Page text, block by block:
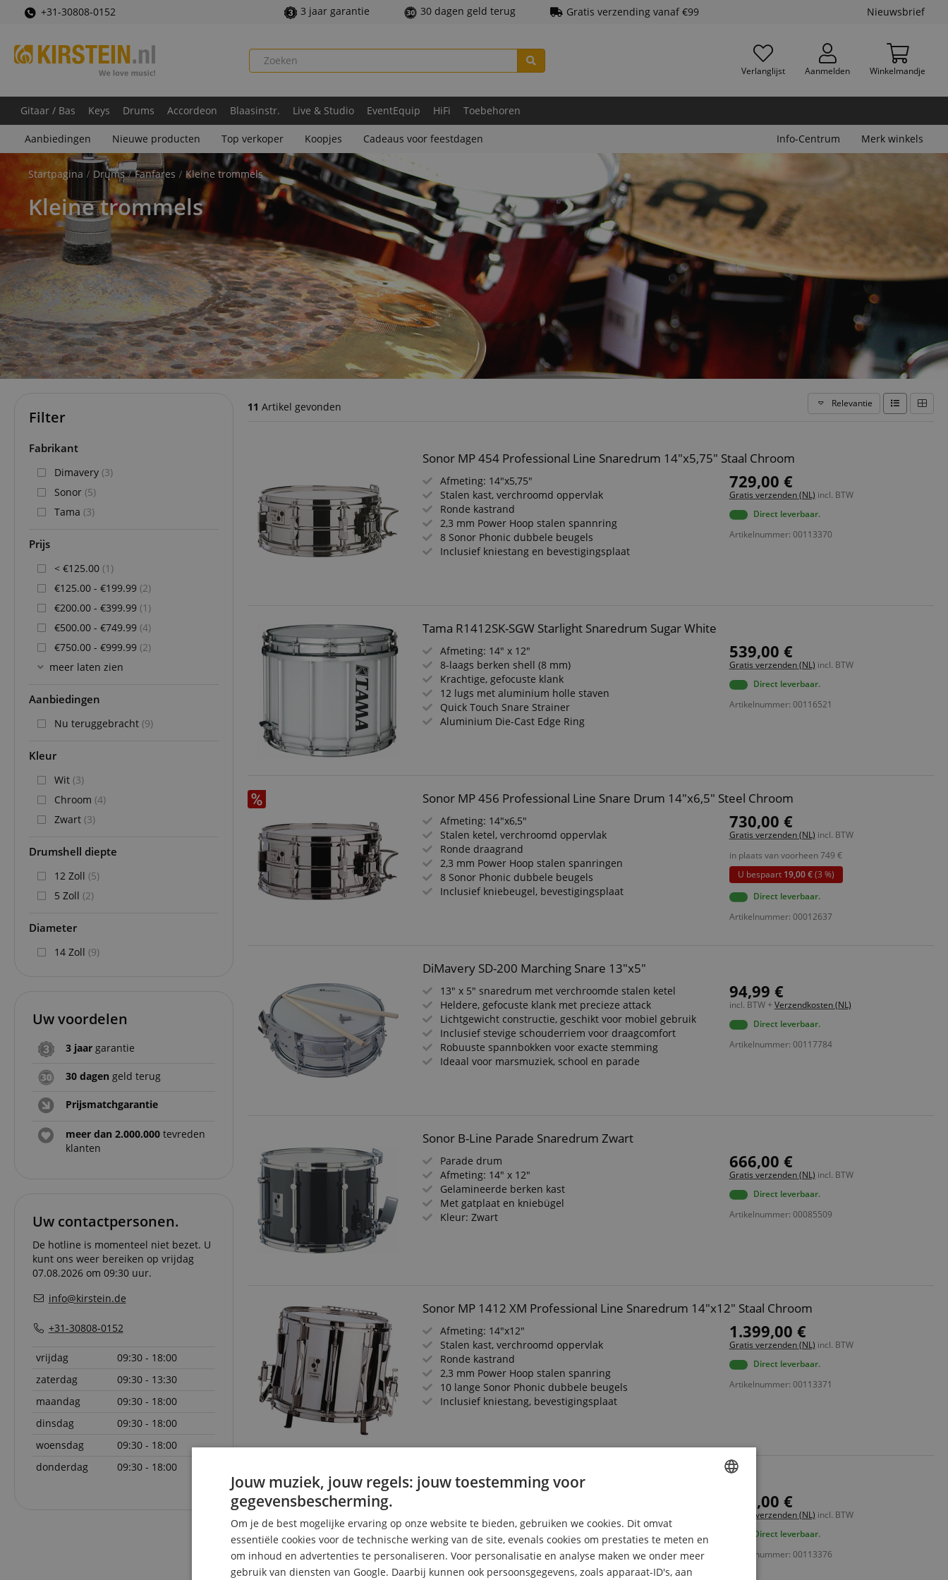
+31-30808-0152 3 jaar garantie 30 dagen geld terug Gratis verzending vanaf €99 Nieuwsbrief
Verlanglijst Aanmelden Winkelmandje
Gitaar / Bas Keys Drums Accordeon Blaasinstr. Live & Studio EventEquip HiFi Toebehoren
Aanbiedingen Nieuwe producten Top verkoper Koopjes Cadeaus voor feestdagen Info-Centrum Merk winkels
Startpagina Drums Fanfares Kleine trommels
Kleine trommels
11 Artikel gevonden Relevantie
Sonor MP 454 Professional Line Snaredrum 14"x5,75" Staal Chroom
Afmeting: 14"x5,75"
Stalen kast, verchroomd oppervlak
Ronde kastrand
2,3 mm Power Hoop stalen spannring
8 Sonor Phonic dubbele beugels
Inclusief kniestang en bevestigingsplaat
729,00 €
Gratis verzenden (NL) incl. BTW
Direct leverbaar.
Artikelnummer: 00113370
Tama R1412SK-SGW Starlight Snaredrum Sugar White
Afmeting: 14" x 12"
8-laags berken shell (8 mm)
Krachtige, gefocuste klank
12 lugs met aluminium holle staven
Quick Touch Snare Strainer
Aluminium Die-Cast Edge Ring
539,00 €
Gratis verzenden (NL) incl. BTW
Direct leverbaar.
Artikelnummer: 00116521
Sonor MP 456 Professional Line Snare Drum 14"x6,5" Steel Chroom
Afmeting: 14"x6,5"
Stalen ketel, verchroomd oppervlak
Ronde draagrand
2,3 mm Power Hoop stalen spanringen
8 Sonor Phonic dubbele beugels
Inclusief kniebeugel, bevestigingsplaat
730,00 €
Gratis verzenden (NL) incl. BTW
in plaats van voorheen749 €
U bespaart 19,00 €(3 %)
Direct leverbaar.
Artikelnummer: 00012637
DiMavery SD-200 Marching Snare 13"x5"
13" x 5" snaredrum met verchroomde stalen ketel
Heldere, gefocuste klank met precieze attack
Lichtgewicht constructie, geschikt voor mobiel gebruik
Inclusief stevige schouderriem voor draagcomfort
Robuuste spannbokken voor exacte stemming
Ideaal voor marsmuziek, school en parade
94,99 €
incl. BTW + Verzendkosten (NL)
Direct leverbaar.
Artikelnummer: 00117784
Sonor B-Line Parade Snaredrum Zwart
Parade drum
Afmeting: 14" x 12"
Gelamineerde berken kast
Met gatplaat en kniebügel
Kleur: Zwart
666,00 €
Gratis verzenden (NL) incl. BTW
Direct leverbaar.
Artikelnummer: 00085509
Sonor MP 1412 XM Professional Line Snaredrum 14"x12" Staal Chroom
Afmeting: 14"x12"
Stalen kast, verchroomd oppervlak
Ronde kastrand
2,3 mm Power Hoop stalen spanring
10 lange Sonor Phonic dubbele beugels
Inclusief kniestang, bevestigingsplaat
1.399,00 €
Gratis verzenden (NL) incl. BTW
Direct leverbaar.
Artikelnummer: 00113371
Sonor MB 205 M B-Line Snaredrum 12"x5"
Ronde kastrand
1,6 mm stalen spannring
6 SONOR S-Class Pin dubbele beugels
Inclusief kniebügel en bevestigingsplaat
359,00 €
Gratis verzenden (NL) incl. BTW
Direct leverbaar.
Artikelnummer: 00113376
Filter
Fabrikant
Dimavery (3)
Sonor (5)
Tama (3)
Prijs
< €125.00 (1)
€125.00 - €199.99 (2)
€200.00 - €399.99 (1)
€500.00 - €749.99 (4)
€750.00 - €999.99 (2)
meer laten zien
Aanbiedingen
Nu teruggebracht (9)
Kleur
Wit (3)
Chroom (4)
Zwart (3)
Drumshell diepte
12 Zoll (5)
5 Zoll (2)
Diameter
14 Zoll (9)
Uw voordelen
3 jaar garantie
30 dagen geld terug
Prijsmatchgarantie
meer dan 2.000.000 tevreden
klanten
Uw contactpersonen.
De hotline is momenteel niet bezet. U
kunt ons weer bereiken op vrijdag
07.08.2026 om 09:30 uur.
info@kirstein.de
+31-30808-0152
vrijdag
09:30 - 18:00
zaterdag
09:30 - 13:30
maandag
09:30 - 18:00
dinsdag
09:30 - 18:00
woensdag
09:30 - 18:00
donderdag
09:30 - 18:00
Jouw muziek, jouw regels: jouw toestemming voor
gegevensbescherming.
Om je de best mogelijke ervaring op onze website te bieden, gebruiken we cookies. Dit omvat
essentiële cookies voor de technische werking van de site, evenals cookies om prestaties te meten en
om inhoud en advertenties te personaliseren. Voor personalisatie en analyse maken we onder meer
gebruik van diensten van Google. Daarbij kunnen ook persoonsgegevens, zoals apparaat-ID's, aan